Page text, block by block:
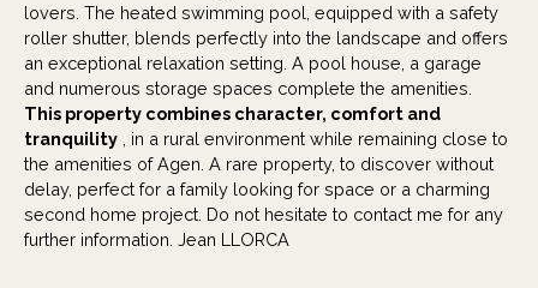
lovers. The heated swimming pool, equipped with a safety
roller shutter, blends perfectly into the landscape and offers
an exceptional relaxation setting. A pool house, a garage
and numerous storage spaces complete the amenities.
This property combines character, comfort and
tranquility , in a rural environment while remaining close to
the amenities of Agen. A rare property, to discover without
delay, perfect for a family looking for space or a charming
second home project. Do not hesitate to contact me for any
further information. Jean LLORCA